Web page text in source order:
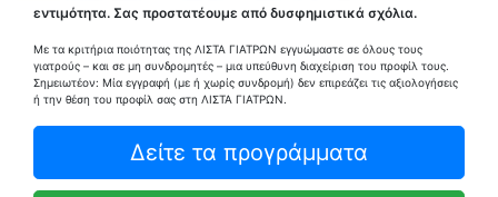
εντιμότητα. Σας προστατέουμε από δυσφημιστικά σχόλια.
Με τα κριτήρια ποιότητας της ΛΙΣΤΑ ΓΙΑΤΡΩΝ εγγυώμαστε σε όλους τους
γιατρούς – και σε μη συνδρομητές – μια υπεύθυνη διαχείριση του προφίλ τους.
Σημειωτέον: Μία εγγραφή (με ή χωρίς συνδρομή) δεν επιρεάζει τις αξιολογήσεις
ή την θέση του προφίλ σας στη ΛΙΣΤΑ ΓΙΑΤΡΩΝ.
Δείτε τα προγράμματα